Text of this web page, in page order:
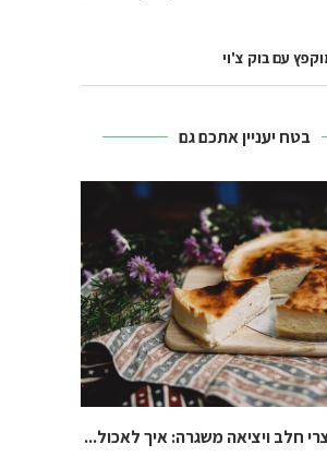
עם בוק צ'וי
בטח יעניין אתכם גם
חלב ויציאה משגרה: איך לאכול...